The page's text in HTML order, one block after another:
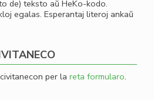
de) teksto aŭ HeKo-kodo.
egalas. Esperantaj literoj ankaŭ
per la reta formularo.